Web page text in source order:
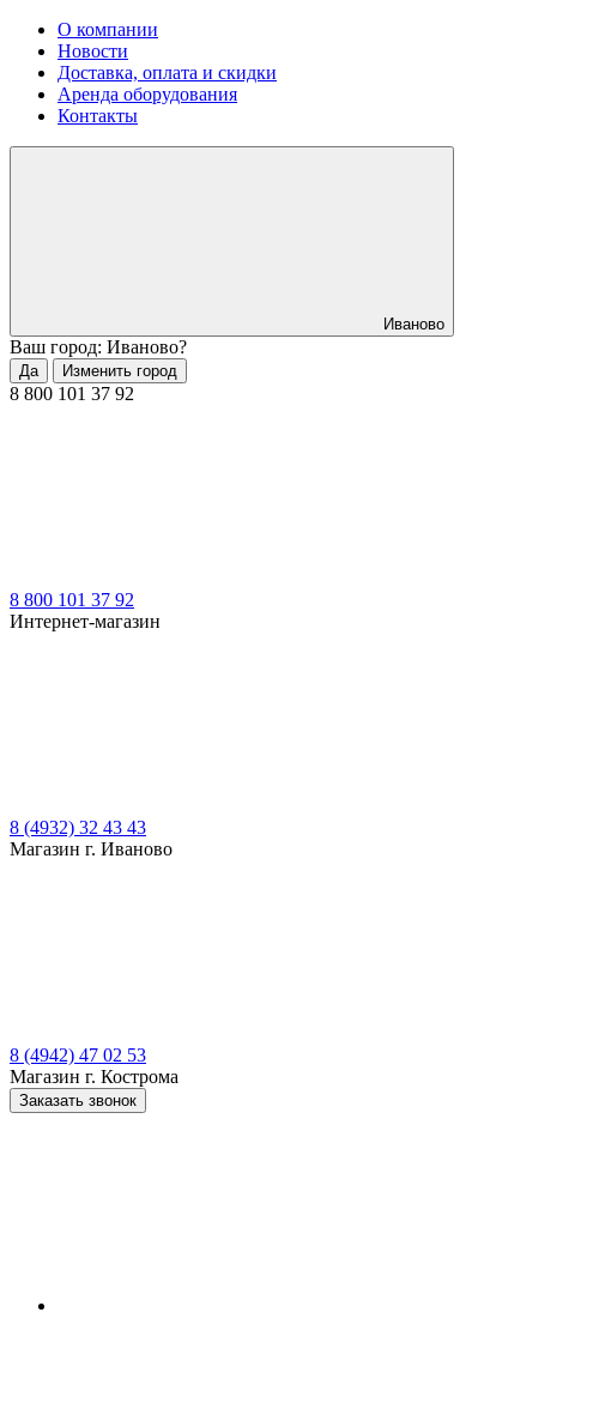
О компании
Новости
Доставка, оплата и скидки
Аренда оборудования
Контакты
Иваново
Ваш город: Иваново?
Да Изменить город
8 800 101 37 92
8 800 101 37 92
Интернет-магазин
8 (4932) 32 43 43
Магазин г. Иваново
8 (4942) 47 02 53
Магазин г. Кострома
Заказать звонок